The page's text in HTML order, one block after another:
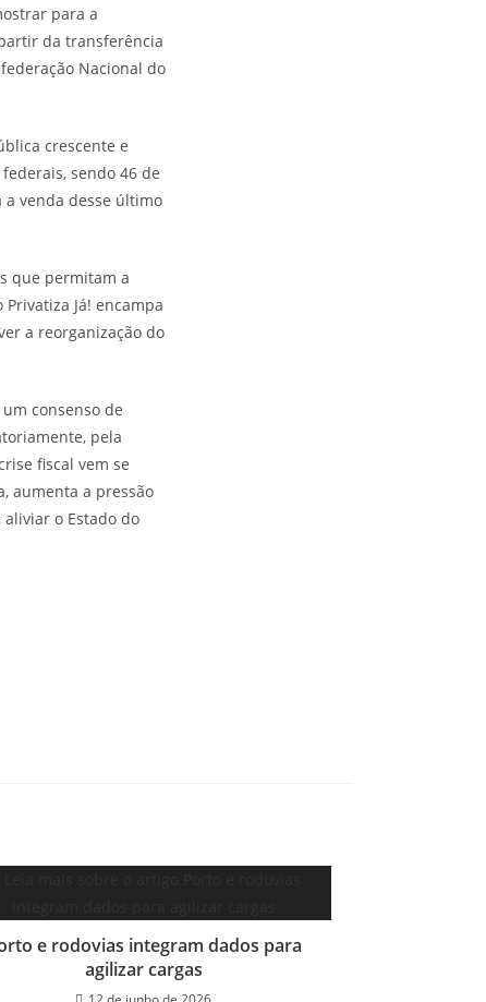
para a
da transferência
Nacional do
crescente e
sendo 46 de
a venda desse último
que permitam a
Já! encampa
a reorganização do
consenso de
pela
fiscal vem se
aumenta a pressão
o Estado do
e rodovias integram dados para
agilizar cargas